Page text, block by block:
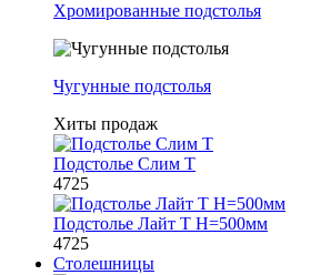
Хромированные подстолья
Чугунные подстолья
Хиты продаж
Подстолье Слим Т
4725
Подстолье Лайт Т H=500мм
4725
Столешницы